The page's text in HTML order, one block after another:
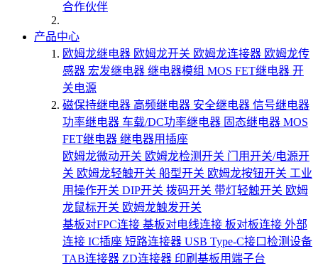
合作伙伴
产品中心
欧姆龙继电器 欧姆龙开关 欧姆龙连接器 欧姆龙传
感器 宏发继电器 继电器模组 MOS FET继电器 开
关电源
磁保持继电器 高频继电器 安全继电器 信号继电器
功率继电器 车载/DC功率继电器 固态继电器 MOS
FET继电器 继电器用插座
欧姆龙微动开关 欧姆龙检测开关 门用开关/电源开
关 欧姆龙轻触开关 船型开关 欧姆龙按钮开关 工业
用操作开关 DIP开关 拨码开关 带灯轻触开关 欧姆
龙鼠标开关 欧姆龙触发开关
基板对FPC连接 基板对电线连接 板对板连接 外部
连接 IC插座 短路连接器 USB Type-C接口检测设备
TAB连接器 ZD连接器 印刷基板用端子台